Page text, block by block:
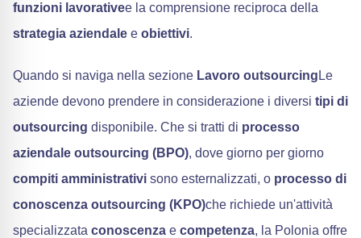
funzioni lavorativee la comprensione reciproca della
strategia aziendale e obiettivi.
Quando si naviga nella sezione Lavoro outsourcing Le
aziende devono prendere in considerazione i diversi tipi di
outsourcing disponibile. Che si tratti di processo
aziendale outsourcing (BPO), dove giorno per giorno
compiti amministrativi sono esternalizzati, o processo di
conoscenza outsourcing (KPO)che richiede un'attività
specializzata conoscenza e competenza, la Polonia offre